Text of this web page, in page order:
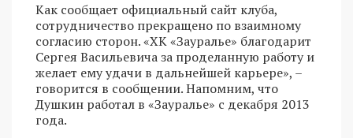
Как сообщает официальный сайт клуба,
сотрудничество прекращено по взаимному
согласию сторон. «ХК «Зауралье» благодарит
Сергея Васильевича за проделанную работу и
желает ему удачи в дальнейшей карьере», –
говорится в сообщении. Напомним, что
Душкин работал в «Зауралье» с декабря 2013
года.